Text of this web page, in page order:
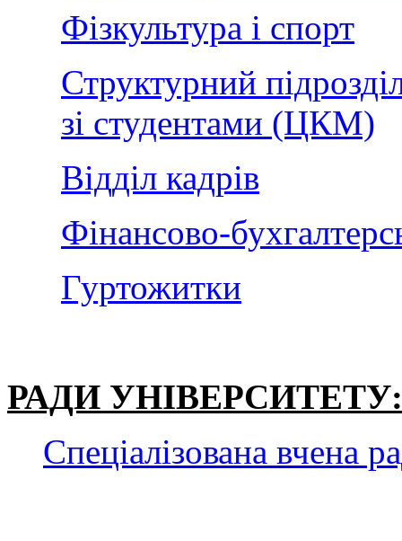
Фізкультура і спорт
Структурний
зі студентами (ЦКМ)
Відділ кадрів
Фінансово-
Гуртожитки
РАДИ УНІВЕРСИТЕТУ:
Спеціалізована вчена